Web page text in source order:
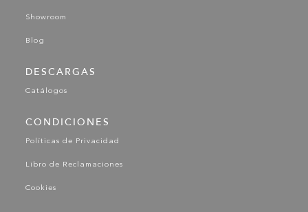
Showroom
Blog
DESCARGAS
Catálogos
CONDICIONES
Políticas de Privacidad
Libro de Reclamaciones
Cookies